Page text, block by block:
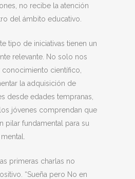
no recibe la atención
del ámbito educativo.
tipo de iniciativas tienen un
relevante. No solo nos
científico,
la adquisición de
desde edades tempranas,
jóvenes comprendan que
pilar fundamental para su
primeras charlas no
“Sueña pero No en